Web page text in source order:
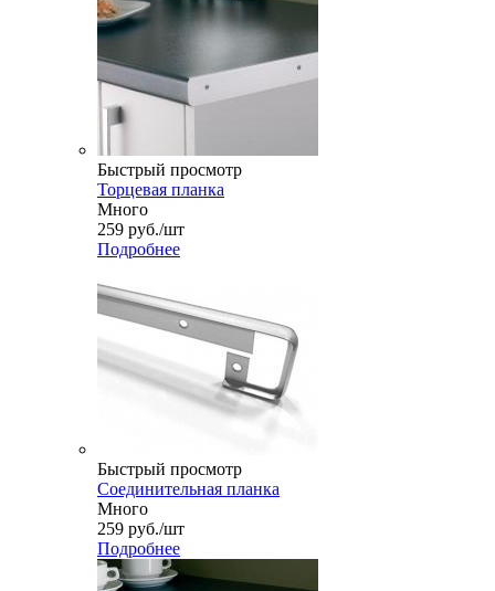
Быстрый просмотр
Торцевая планка
Много
259 руб./шт
Подробнее
Быстрый просмотр
Соединительная планка
Много
259 руб./шт
Подробнее